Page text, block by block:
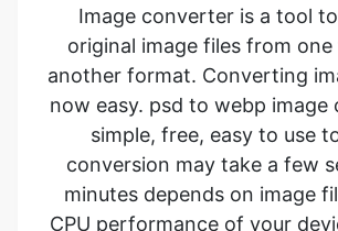
now easy. psd to webp image
simple, free, easy to use
conversion may take a few
minutes depends on image
CPU performance of your
online image converting tool
by anybody and everybody.
tool, you don’t need to